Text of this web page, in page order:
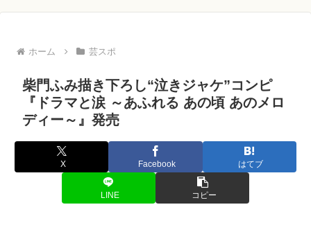
ホーム 芸スポ
柴門ふみ描き下ろし“泣きジャケ”コンピ
『ドラマと涙 ～あふれる あの頃 あのメロ
ディー～』発売
X Facebook はてブ
LINE コピー